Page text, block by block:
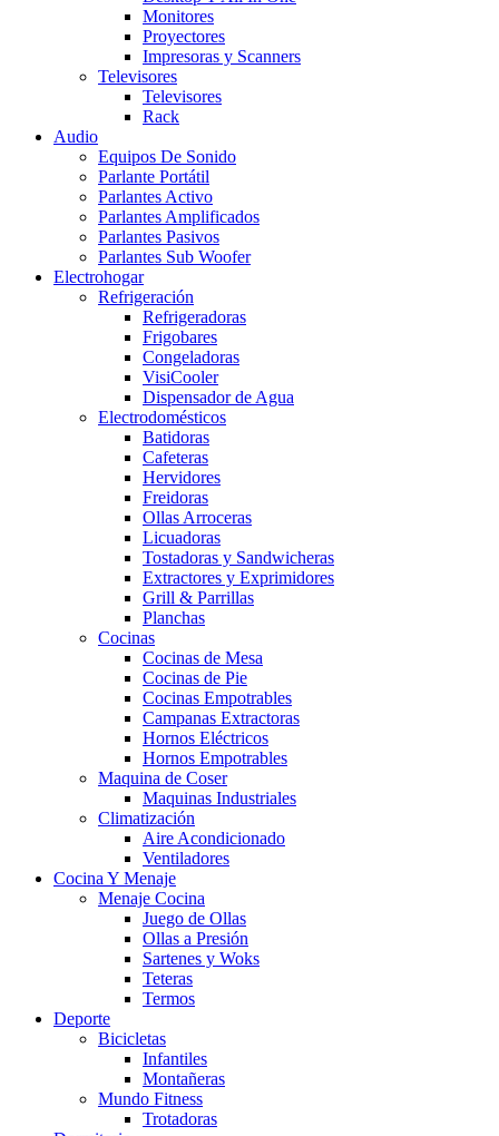
Monitores
Proyectores
Impresoras y Scanners
Televisores
Televisores
Rack
Audio
Equipos De Sonido
Parlante Portátil
Parlantes Activo
Parlantes Amplificados
Parlantes Pasivos
Parlantes Sub Woofer
Electrohogar
Refrigeración
Refrigeradoras
Frigobares
Congeladoras
VisiCooler
Dispensador de Agua
Electrodomésticos
Batidoras
Cafeteras
Hervidores
Freidoras
Ollas Arroceras
Licuadoras
Tostadoras y Sandwicheras
Extractores y Exprimidores
Grill & Parrillas
Planchas
Cocinas
Cocinas de Mesa
Cocinas de Pie
Cocinas Empotrables
Campanas Extractoras
Hornos Eléctricos
Hornos Empotrables
Maquina de Coser
Maquinas Industriales
Climatización
Aire Acondicionado
Ventiladores
Cocina Y Menaje
Menaje Cocina
Juego de Ollas
Ollas a Presión
Sartenes y Woks
Teteras
Termos
Deporte
Bicicletas
Infantiles
Montañeras
Mundo Fitness
Trotadoras